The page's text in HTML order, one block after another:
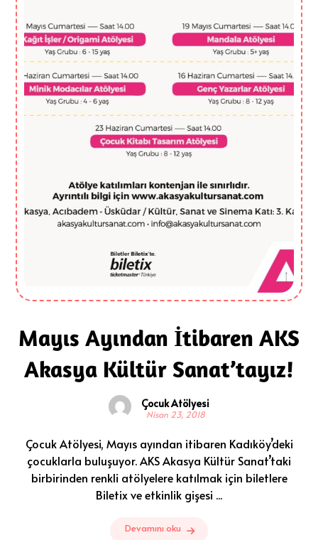
Mayıs Ayından İtibaren AKS
Akasya Kültür Sanat’tayız!
Çocuk Atölyesi
Nisan 23, 2018
Çocuk Atölyesi, Mayıs ayından itibaren Kadıköy’deki
çocuklarla buluşuyor. AKS Akasya Kültür Sanat’taki
birbirinden renkli atölyelere katılmak için biletlere
Biletix ve etkinlik gişesi ...
Devamını oku